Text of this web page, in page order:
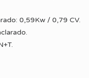
0,59Kw / 0,79 CV.